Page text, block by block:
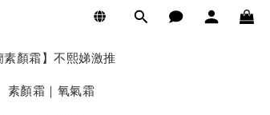
素顏霜】不熙娣激推
素顏霜｜氧氣霜